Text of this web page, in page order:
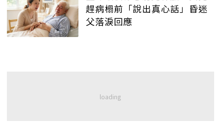
趕病榻前「說出真心話」昏迷
父落淚回應